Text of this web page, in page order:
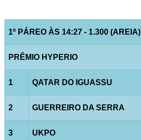
1º PÁREO ÀS 14:27 - 1.300 (AREIA)
PRÊMIO HYPERIO
1 QATAR DO IGUASSU
2 GUERREIRO DA SERRA
3 UKPO